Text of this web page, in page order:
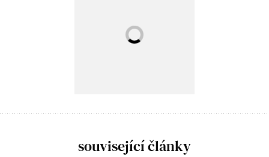
související články